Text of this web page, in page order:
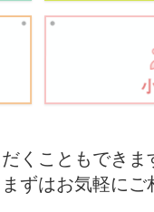
くこともできま
ずはお気軽に